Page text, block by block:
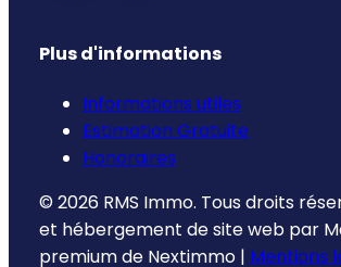
Plus d'informations
Informations utiles
Estimation Gratuite
Honoraires
© 2026 RMS Immo. Tous droits
et hébergement de site web par
premium de Nextimmo | Mentions